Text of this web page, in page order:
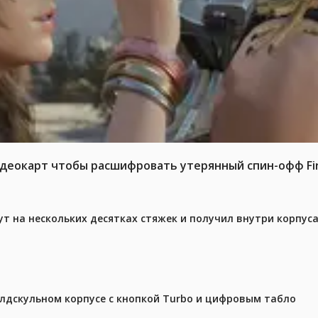
чтобы расшифровать утерянный спин-офф
на нескольких десятках стяжек и получил внутри
корпусе с кнопкой Turbo и цифровым табло